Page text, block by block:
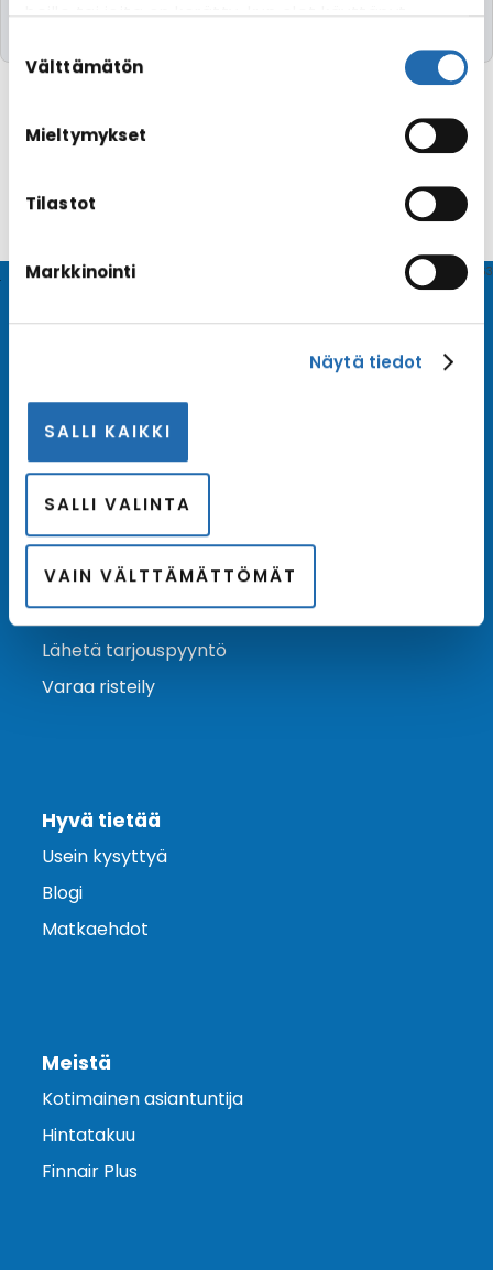
evästeasetuksiesi hyväksyntää sivuston
linkistä.
valinta
Välttämätön
Mieltymykset
Tilastot
Markkinointi
Näytä tiedot
SALLI KAIKKI
SALLI VALINTA
VAIN VÄLTTÄMÄTTÖMÄT
V4.1663
varustamoiden tarjouksista ja kampanjaeduista.
Ota yhteyttä
Asiakaspalvelu
Lähetä tarjouspyyntö
Varaa risteily
Hyvä tietää
Usein kysyttyä
Blogi
Matkaehdot
Meistä
Kotimainen asiantuntija
Hintatakuu
Finnair Plus